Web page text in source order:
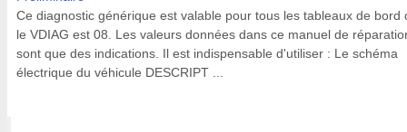
Ce diagnostic générique est valable pour tous les tableaux de bord
le VDIAG est 08. Les valeurs données dans ce manuel de
sont que des indications. Il est indispensable d'utiliser : Le schéma
électrique du véhicule DESCRIPT ...